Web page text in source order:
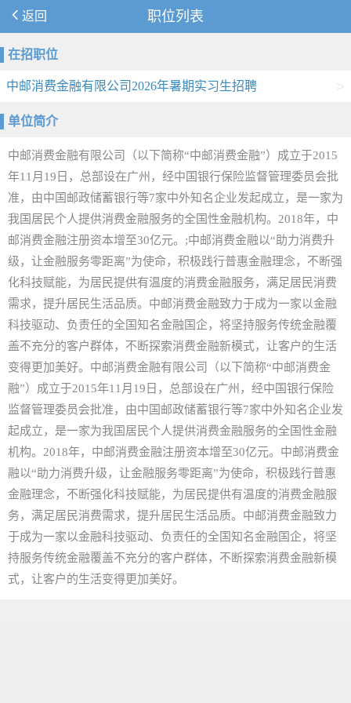
返回 职位列表
在招职位
中邮消费金融有限公司2026年暑期实习生招聘 >
单位简介
中邮消费金融有限公司（以下简称“中邮消费金融”）成立于2015
年11月19日，总部设在广州，经中国银行保险监督管理委员会批
准，由中国邮政储蓄银行等7家中外知名企业发起成立，是一家为
我国居民个人提供消费金融服务的全国性金融机构。2018年，中
邮消费金融注册资本增至30亿元。;中邮消费金融以“助力消费升
级，让金融服务零距离”为使命，积极践行普惠金融理念，不断强
化科技赋能，为居民提供有温度的消费金融服务，满足居民消费
需求，提升居民生活品质。中邮消费金融致力于成为一家以金融
科技驱动、负责任的全国知名金融国企，将坚持服务传统金融覆
盖不充分的客户群体，不断探索消费金融新模式，让客户的生活
变得更加美好。中邮消费金融有限公司（以下简称“中邮消费金
融”）成立于2015年11月19日，总部设在广州，经中国银行保险
监督管理委员会批准，由中国邮政储蓄银行等7家中外知名企业发
起成立，是一家为我国居民个人提供消费金融服务的全国性金融
机构。2018年，中邮消费金融注册资本增至30亿元。中邮消费金
融以“助力消费升级，让金融服务零距离”为使命，积极践行普惠
金融理念，不断强化科技赋能，为居民提供有温度的消费金融服
务，满足居民消费需求，提升居民生活品质。中邮消费金融致力
于成为一家以金融科技驱动、负责任的全国知名金融国企，将坚
持服务传统金融覆盖不充分的客户群体，不断探索消费金融新模
式，让客户的生活变得更加美好。